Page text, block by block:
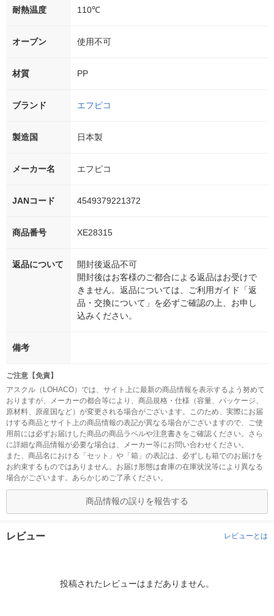
耐熱温度 110℃
オーブン 使用不可
材質 PP
ブランド エフピコ
製造国 日本製
メーカー名 エフピコ
JANコード 4549379221372
商品番号 XE28315
返品について
開封後返品不可
開封後はお客様のご都合による返品はお受けで
きません。返品については、ご利用ガイド「返
品・交換について」を必ずご確認の上、お申し
込みください。
備考
ご注意【免責】
アスクル（LOHACO）では、サイト上に最新の商品情報を表示するよう努めて
おりますが、メーカーの都合等により、商品規格・仕様（容量、パッケージ、
原材料、原産国など）が変更される場合がございます。このため、実際にお届
けする商品とサイト上の商品情報の表記が異なる場合がございますので、ご使
用前には必ずお届けした商品の商品ラベルや注意書きをご確認ください。さら
に詳細な商品情報が必要な場合は、メーカー等にお問い合わせください。
また、商品名における「セット」や「箱」の表記は、必ずしも箱でのお届けを
お約束するものではありません。お届け形態は倉庫の在庫状況等により異なる
場合がございます。あらかじめご了承ください。
商品情報の誤りを報告する
レビュー レビューとは
投稿されたレビューはまだありません。